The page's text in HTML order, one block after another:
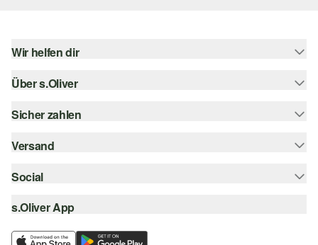
Wir helfen dir
Hilfe & FAQ
Größenberatung
Über s.Oliver
Newsletter
s.Oliver Card
Career
Wunschliste
Sicher zahlen
Rechnung
Kreditkarte
Versand
Sendungsverfolgung
Post AT
Social
instagram
facebook
s.Oliver App